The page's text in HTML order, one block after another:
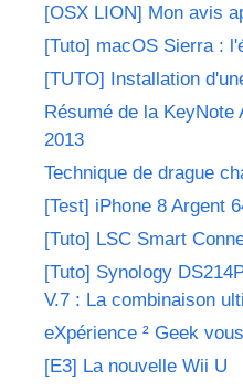
[OSX LION] Mon avis
[Tuto] macOS Sierra :
[TUTO] Installation
Résumé de la KeyNote
2013
Technique de drague
[Test] iPhone 8 Argent
[Tuto] LSC Smart
[Tuto] Synology
V.7 : La combinaison
eXpérience ² Geek
[E3] La nouvelle Wii U